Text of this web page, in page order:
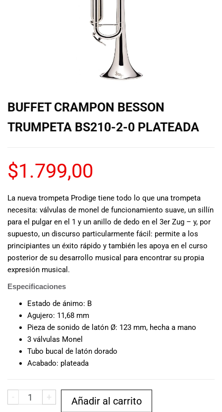
marcas del
mercado,
desde
guitarras, bajos
y baterías
hasta
amplificadores,
También
contamos con
una selección
de viento,
teclados y
para satisfacer
todas las
necesidades
musicales.
Nuestro equipo
de expertos en
música está
instrumento o
audio
ti, y ofrecerte el
Además,
ofrecemos
BUFFET CRAMPON BESSON
TRUMPETA BS210-2-0 PLATEADA
$1.799,00
La nueva trompeta Prodige tiene todo lo que una trompeta
necesita: válvulas de monel de funcionamiento suave, un sillín
para el pulgar en el 1 y un anillo de dedo en el 3er Zug – y, por
supuesto, un discurso particularmente fácil: permite a los
principiantes un éxito rápido y también les apoya en el curso
posterior de su desarrollo musical para encontrar su propia
expresión musical.
Especificaciones
Estado de ánimo: B
Agujero: 11,68 mm
Pieza de sonido de latón Ø: 123 mm, hecha a mano
3 válvulas Monel
Tubo bucal de latón dorado
Acabado: plateada
- + Añadir al carrito